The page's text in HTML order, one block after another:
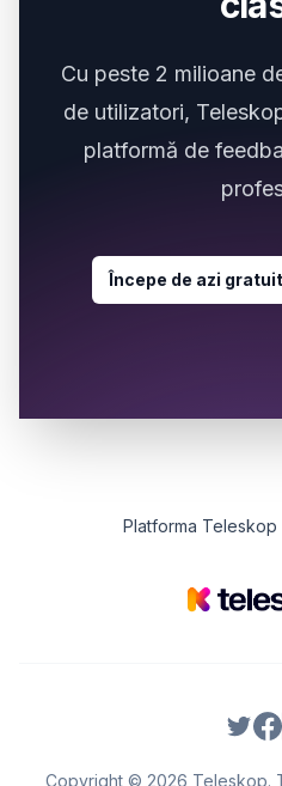
Cu peste 2 milioane
de utilizatori,
platformă de
Începe de azi gratuit
Platforma Teleskop
Copyright © 2026 Teleskop.